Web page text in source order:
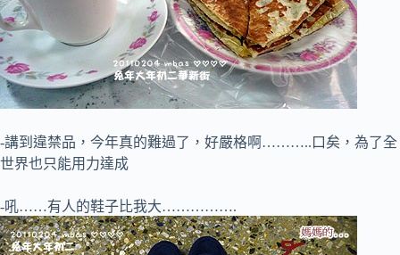
-講到違禁品，今年真的難過了，好嚴格啊………..口矣，為了全
世界也只能用力達成
-吼……有人的鞋子比我大…………….